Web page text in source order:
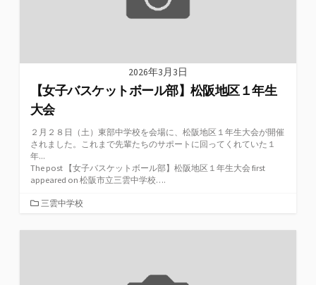
2026年3月3日
【女子バスケットボール部】松阪地区１年生
大会
２月２８日（土）東部中学校を会場に、松阪地区１年生大会が開催
されました。これまで先輩たちのサポートに回ってくれていた１
年...
The post 【女子バスケットボール部】松阪地区１年生大会 first
appeared on 松阪市立三雲中学校….
カ
ゴ
三雲中学校